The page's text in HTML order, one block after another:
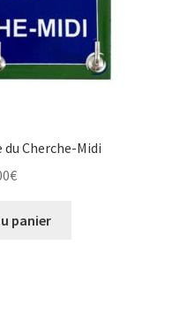
du Cherche-Midi
€
panier